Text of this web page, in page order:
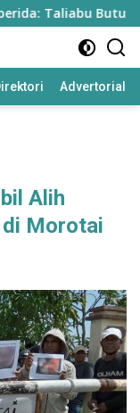
Taliabu Butuh
Advertorial
Alih
Morotai